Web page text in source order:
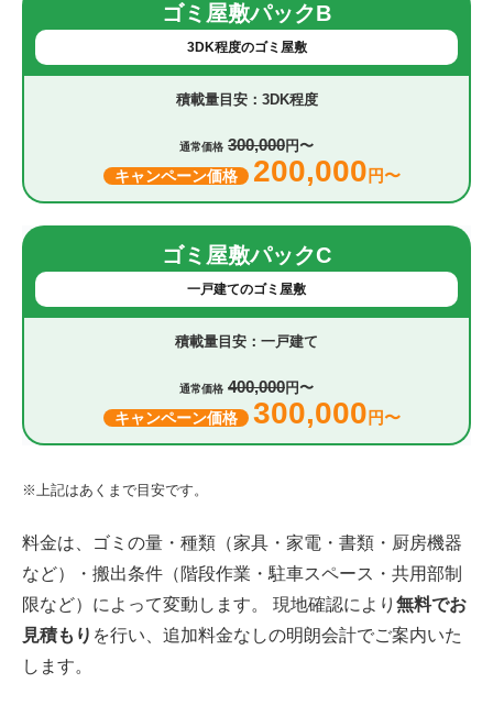
ゴミ屋敷パックB
3DK程度のゴミ屋敷
3DK程度
通常価格 300,000円〜
キャンペーン価格 200,000 円〜
ゴミ屋敷パックC
一戸建てのゴミ屋敷
一戸建て
通常価格 400,000円〜
キャンペーン価格 300,000 円〜
※上記はあくまで目安です。
料金は、ゴミの量・種類（家具・家電・書類・厨房機器
など）・搬出条件（階段作業・駐車スペース・共用部制
限など）によって変動します。 現地確認により 無料でお
見積もり を行い、追加料金なしの明朗会計でご案内いた
します。